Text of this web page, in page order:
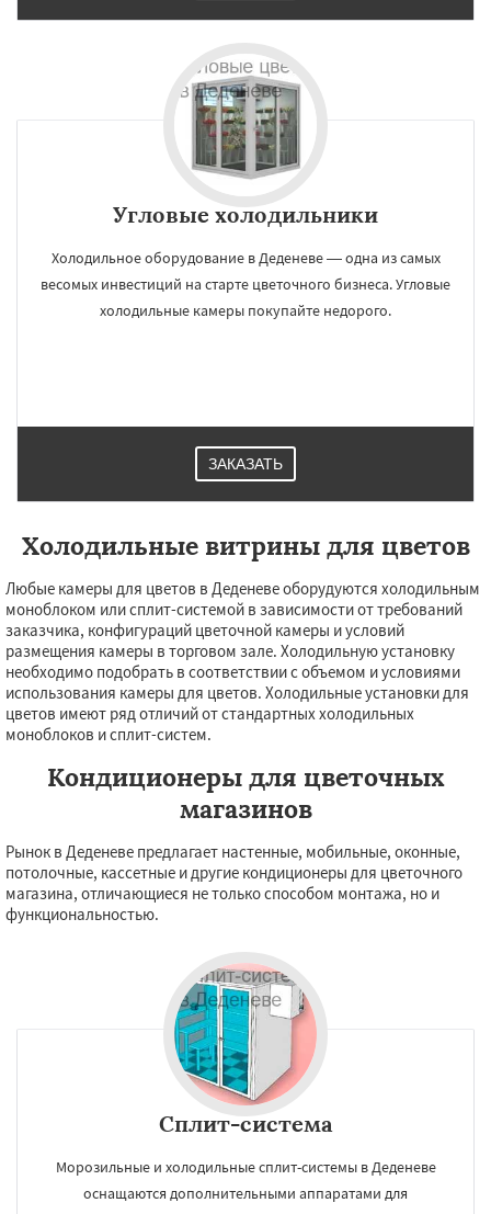
Угловые холодильники
Холодильное оборудование в Деденеве ― одна из самых
весомых инвестиций на старте цветочного бизнеса. Угловые
холодильные камеры покупайте недорого.
ЗАКАЗАТЬ
Холодильные витрины для цветов
Любые камеры для цветов в Деденеве оборудуются холодильным
моноблоком или сплит-системой в зависимости от требований
заказчика, конфигураций цветочной камеры и условий
размещения камеры в торговом зале. Холодильную установку
необходимо подобрать в соответствии с объемом и условиями
использования камеры для цветов. Холодильные установки для
цветов имеют ряд отличий от стандартных холодильных
моноблоков и сплит-систем.
Кондиционеры для цветочных
магазинов
Рынок в Деденеве предлагает настенные, мобильные, оконные,
потолочные, кассетные и другие кондиционеры для цветочного
магазина, отличающиеся не только способом монтажа, но и
функциональностью.
Сплит-система
Морозильные и холодильные сплит-системы в Деденеве
оснащаются дополнительными аппаратами для